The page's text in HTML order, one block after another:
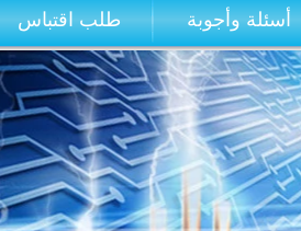
أسئلة وأجوبة طلب اقتباس